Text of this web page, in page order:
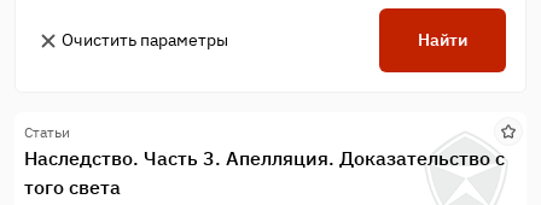
Очистить параметры Найти
Статьи
Наследство. Часть 3. Апелляция. Доказательство с
того света